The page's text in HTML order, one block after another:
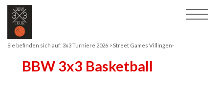
Sie befinden sich auf: 3x3 Turniere 2026 > Street Games Villingen-
Schwenningen 2026
BBW 3x3 Basketball